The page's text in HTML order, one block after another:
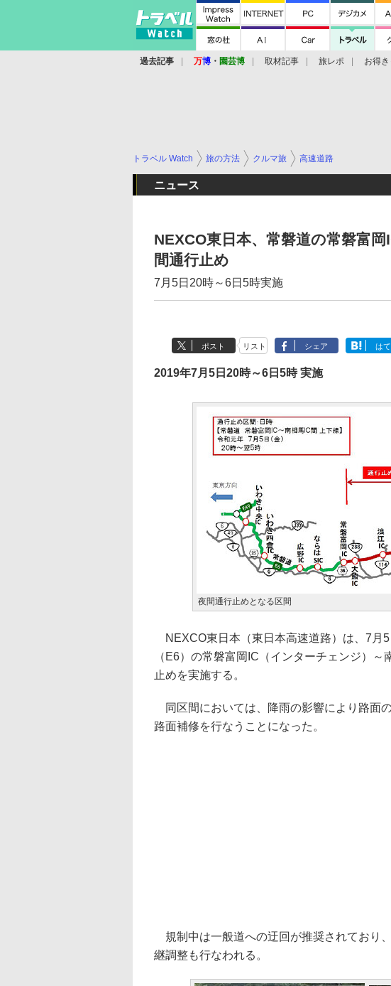
過去記事 万博 ・ 園芸博 取材記事 旅レポ お得
トラベル Watch 旅の方法 クルマ旅 高速道路
ニュース
NEXCO東日本、常磐道の常磐富
間通行止め
7月5日20時～6日5時実施
ポスト リスト シェア は
2019年7月5日20時～6日5時 実施
夜間通行止めとなる区間
NEXCO東日本（東日本高速道路）は、7月
（E6）の常磐富岡IC（インターチェンジ）
止めを実施する。
同区間においては、降雨の影響により路面
路面補修を行なうことになった。
規制中は一般道への迂回が推奨されており
継調整も行なわれる。